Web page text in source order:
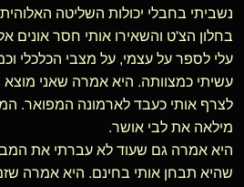
נשביתי בחבלי יכולות השליטה
בחלון הצ'ט והשאירו אותי חסר אונים
עלי לספר על עצמי, על מצבי הכלכלי
עשיתי כמצוותה. היא אמרה שאני מוצא
לצרף אותי כעבד לארמונה המפואר.
מילאה את לבי אושר.
היא אמרה גם שעוד לא עברתי את
שהיא תבחן אותי בחינם. היא אמרה